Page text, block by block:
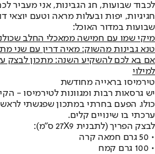
לכבוד שבועות, חג הגבינות, אני מעביר
חגיגיות, יפות ובעלות מראה וטעם יוצאי
שבועות במדור האוכל:
מיקי שמו עם חמישה ממאכלי החלב
טנא גבינות מהשוק: מאיה דרין עם שני
למילוי
טירמיסו בראייה מחודשת
יש גרסאות רבות ומגוונות לטירמיסו -
כולו. הפעם בחרתי במתכון שפגשתי
ערכתי בו שינויים קלים.
לבצק הפריך (לתבנית 27X9 ס"מ):
• 50 גרם חמאה קרה
• 100 גרם קמח